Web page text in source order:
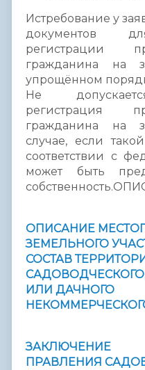
Истребование у
документов
регистрации
гражданина на
упрощённом
Не
регистрация
гражданина на
случае, если
соответствии с
может быть
ОПИСАНИЕ
ЗЕМЕЛЬНОГО
СОСТАВ
ИЛИ ДАЧНОГО
ЗАКЛЮЧЕНИЕ
ПРАВЛЕНИЯ